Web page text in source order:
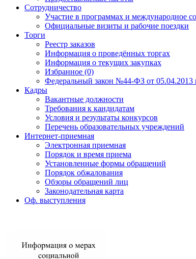
Сотрудничество
Участие в программах и международное
Официальные визиты и рабочие поездки
Торги
Реестр заказов
Информация о проведённых торгах
Информация о текущих закупках
Избранное (0)
Федеральный закон №44-ФЗ от 05.04.2013
Кадры
Вакантные должности
Требования к кандидатам
Условия и результаты конкурсов
Перечень образовательных учреждений
Интернет-приемная
Электронная приемная
Порядок и время приема
Установленные формы обращений
Порядок обжалования
Обзоры обращений лиц
Законодательная карта
Оф. выступления